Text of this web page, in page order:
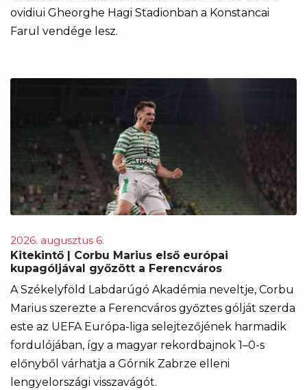
ovidiui Gheorghe Hagi Stadionban a Konstancai
Farul vendége lesz.
2026. augusztus 6.
Kitekintő | Corbu Marius első európai
kupagóljával győzött a Ferencváros
A Székelyföld Labdarúgó Akadémia neveltje, Corbu
Marius szerezte a Ferencváros győztes gólját szerda
este az UEFA Európa-liga selejtezőjének harmadik
fordulójában, így a magyar rekordbajnok 1–0-s
előnyből várhatja a Górnik Zabrze elleni
lengyelországi visszavágót.